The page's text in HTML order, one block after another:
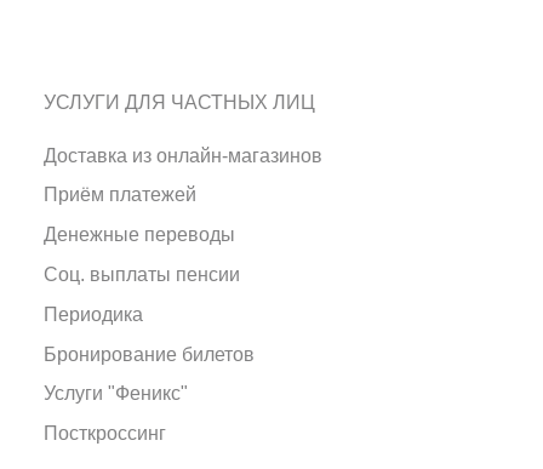
УСЛУГИ ДЛЯ ЧАСТНЫХ ЛИЦ
Доставка из онлайн-магазинов
Приём платежей
Денежные переводы
Соц. выплаты пенсии
Периодика
Бронирование билетов
Услуги "Феникс"
Посткроссинг